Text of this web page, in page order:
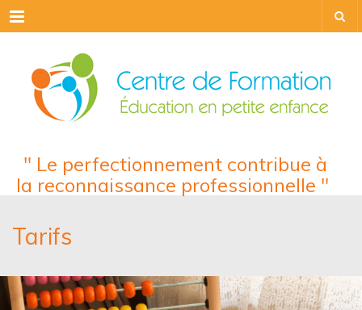
Menu
" Le perfectionnement contribue à
la reconnaissance professionnelle "
Tarifs